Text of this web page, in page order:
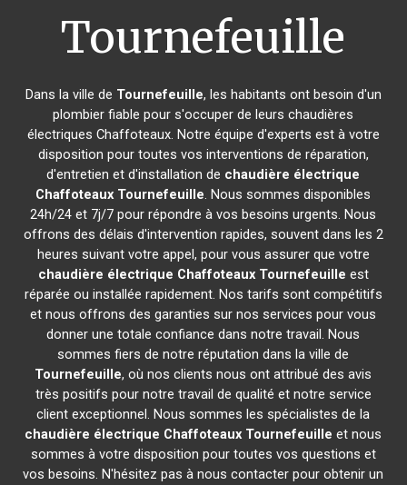
Tournefeuille
Dans la ville de Tournefeuille, les habitants ont besoin d'un
plombier fiable pour s'occuper de leurs chaudières
électriques Chaffoteaux. Notre équipe d'experts est à votre
disposition pour toutes vos interventions de réparation,
d'entretien et d'installation de chaudière électrique
Chaffoteaux Tournefeuille. Nous sommes disponibles
24h/24 et 7j/7 pour répondre à vos besoins urgents. Nous
offrons des délais d'intervention rapides, souvent dans les 2
heures suivant votre appel, pour vous assurer que votre
chaudière électrique Chaffoteaux Tournefeuille est
réparée ou installée rapidement. Nos tarifs sont compétitifs
et nous offrons des garanties sur nos services pour vous
donner une totale confiance dans notre travail. Nous
sommes fiers de notre réputation dans la ville de
Tournefeuille, où nos clients nous ont attribué des avis
très positifs pour notre travail de qualité et notre service
client exceptionnel. Nous sommes les spécialistes de la
chaudière électrique Chaffoteaux Tournefeuille et nous
sommes à votre disposition pour toutes vos questions et
vos besoins. N'hésitez pas à nous contacter pour obtenir un